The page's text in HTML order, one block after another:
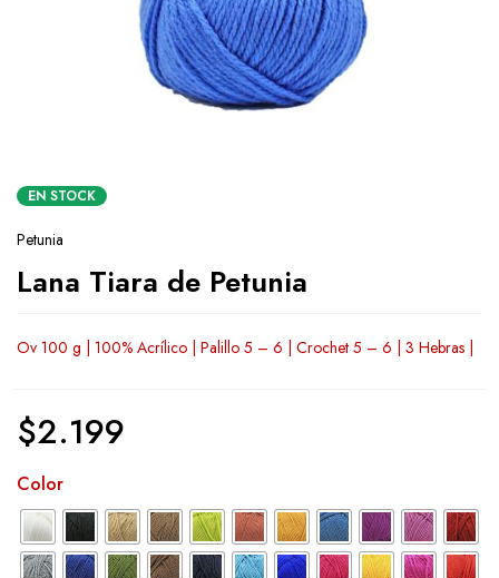
EN STOCK
Petunia
Lana Tiara de Petunia
Ov 100 g | 100% Acrílico | Palillo 5 – 6 | Crochet 5 – 6 | 3 Hebras |
$2.199
Color